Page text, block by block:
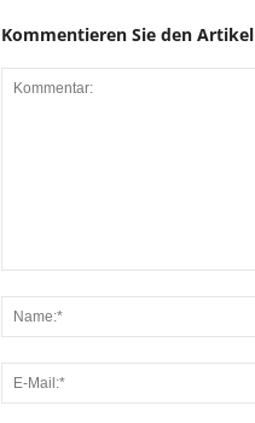
Kommentieren Sie den Artikel